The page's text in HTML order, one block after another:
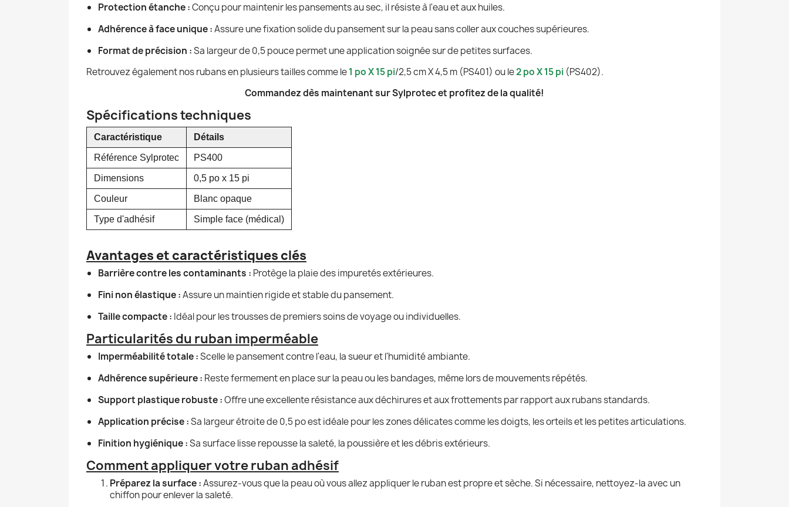
Protection étanche :Conçu pour maintenir les pansements au sec, il résiste à l'eau et aux huiles.
Adhérence à face unique :Assure une fixation solide du pansement sur la peau sans coller aux couches supérieures.
Format de précision :Sa largeur de 0,5 pouce permet une application soignée sur de petites surfaces.
Retrouvez également nos rubans en plusieurs tailles comme le1 po X 15 pi/2,5 cm X 4,5 m (PS401) ou le2 po X 15 pi (PS402).
Commandez dès maintenant sur Sylprotec et profitez de la qualité!
Spécifications techniques
Caractéristique Détails
Référence Sylprotec PS400
Dimensions 0,5 po x 15 pi
Couleur Blanc opaque
Type d'adhésif Simple face (médical)
Avantages et caractéristiques clés
Barrière contre les contaminants : Protège la plaie des impuretés extérieures.
Fini non élastique :Assure un maintien rigide et stable du pansement.
Taille compacte : Idéal pour les trousses de premiers soins de voyage ou individuelles.
Particularités du ruban imperméable
Imperméabilité totale :Scelle le pansement contre l'eau, la sueur et l'humidité ambiante.
Adhérence supérieure : Reste fermement en place sur la peau ou les bandages, même lors de mouvements répétés.
Support plastique robuste :Offre une excellente résistance aux déchirures et aux frottements par rapport aux rubans standards.
Application précise :Sa largeur étroite de 0,5 po est idéale pour les zones délicates comme les doigts, les orteils et les petites articulations.
Finition hygiénique :Sa surface lisse repousse la saleté, la poussière et les débris extérieurs.
Comment appliquer votre ruban adhésif
Préparez la surface :Assurez-vous que la peau où vous allez appliquer le ruban est propre et sèche. Si nécessaire, nettoyez-la avec un
chiffon pour enlever la saleté.